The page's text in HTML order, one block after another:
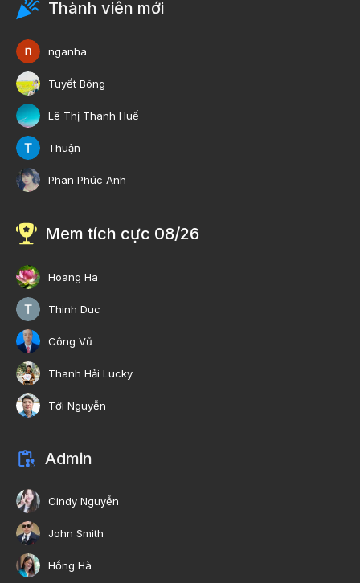
Thành viên mới
nganha
Tuyết Bông
Lê Thị Thanh Huế
Thuận
Phan Phúc Anh
Mem tích cực 08/26
Hoang Ha
Thinh Duc
Công Vũ
Thanh Hải Lucky
Tới Nguyễn
Admin
Cindy Nguyễn
John Smith
Hồng Hà